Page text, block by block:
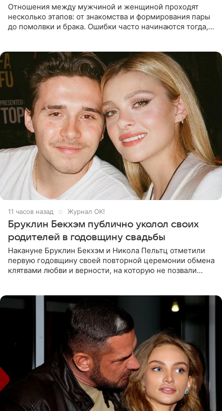
Отношения между мужчиной и женщиной проходят
несколько этапов: от знакомства и формирования пары
до помолвки и брака. Ошибки часто начинаются тогда,
11 часов назад Журнал OK!
Бруклин Бекхэм публично уколол своих
родителей в годовщину свадьбы
Накануне Бруклин Бекхэм и Никола Пельтц отметили
первую годовщину своей повторной церемонии обмена
клятвами любви и верности, на которую не позвали